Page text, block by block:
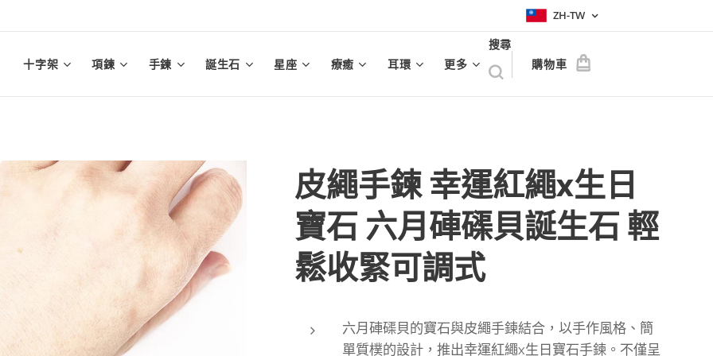
ZH-TW
十字架 項鍊 手鍊 誕生石 星座 療癒 耳環 更多
搜尋
購物車
皮繩手鍊 幸運紅繩x生日
寶石 六月硨磲貝誕生石 輕
鬆收緊可調式
六月硨磲貝的寶石與皮繩手鍊結合，以手作風格、簡
單質樸的設計，推出幸運紅繩x生日寶石手鍊。不僅呈